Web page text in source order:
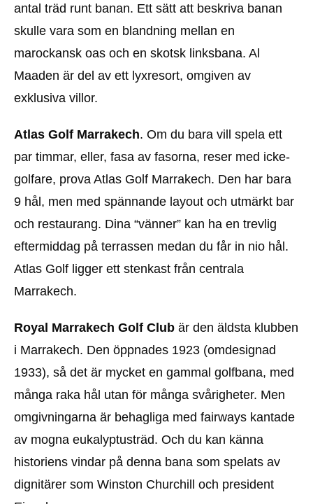
antal träd runt banan. Ett sätt att beskriva banan
skulle vara som en blandning mellan en
marockansk oas och en skotsk linksbana. Al
Maaden är del av ett lyxresort, omgiven av
exklusiva villor.
Atlas Golf Marrakech. Om du bara vill spela ett
par timmar, eller, fasa av fasorna, reser med icke-
golfare, prova Atlas Golf Marrakech. Den har bara
9 hål, men med spännande layout och utmärkt bar
och restaurang. Dina “vänner” kan ha en trevlig
eftermiddag på terrassen medan du får in nio hål.
Atlas Golf ligger ett stenkast från centrala
Marrakech.
Royal Marrakech Golf Club är den äldsta klubben
i Marrakech. Den öppnades 1923 (omdesignad
1933), så det är mycket en gammal golfbana, med
många raka hål utan för många svårigheter. Men
omgivningarna är behagliga med fairways kantade
av mogna eukalyptusträd. Och du kan känna
historiens vindar på denna bana som spelats av
dignitärer som Winston Churchill och president